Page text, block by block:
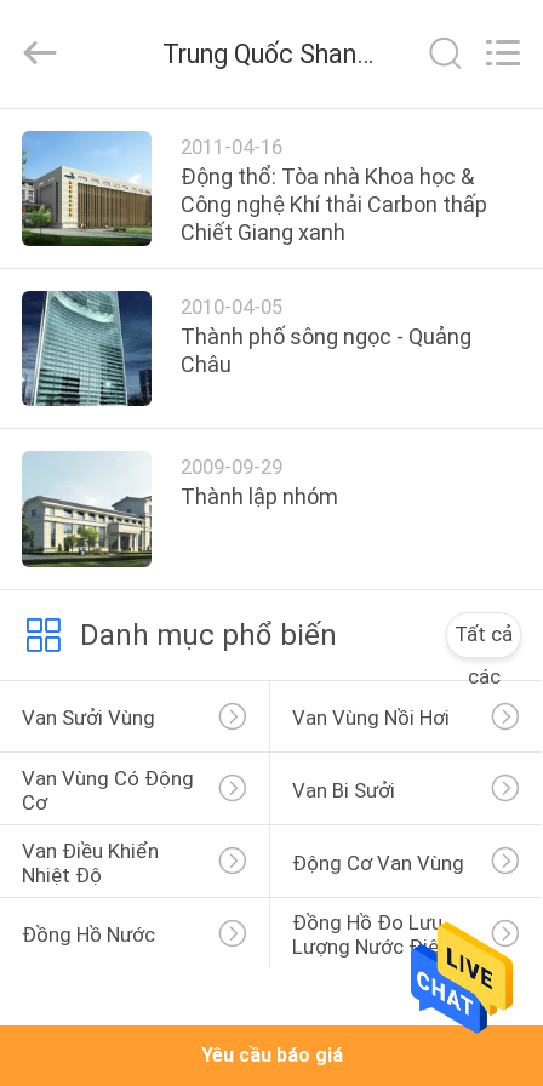
TRANG
CHỦ
CÁC
SẢN
PHẨM
VỀ
CHÚNG
TÔI
THAM
QUAN
NHÀ
MÁY
KIỂM
SOÁT
CHẤT
LƯỢNG
Technology
Rights
Reserved.
Trung Quốc Shanghai Runpaiq Technology Co., Ltd. tin tức công ty
2011-04-16
Động thổ: Tòa nhà Khoa học &
Công nghệ Khí thải Carbon thấp
Chiết Giang xanh
2010-04-05
Thành phố sông ngọc - Quảng
Châu
2009-09-29
Thành lập nhóm
Danh mục phổ biến
Tất cả
các
Van Sưởi Vùng
Van Vùng Nồi Hơi
Van Vùng Có Động
Cơ
Van Bi Sưởi
Van Điều Khiển
Nhiệt Độ
Động Cơ Van Vùng
Đồng Hồ Nước
Đồng Hồ Đo Lưu
Lượng Nước Điện Từ
Yêu cầu báo giá